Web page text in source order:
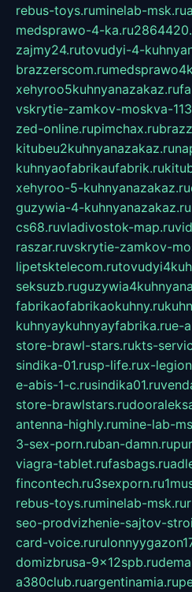
rebus-toys.ruminelab-msk.ru
medsprawo-4-ka.ru
zajmy24.rutovudyi-4-
brazzerscom.ru
xehyroo5kuhnyanazakaz.ru
vskrytie-zamkov-moskva-
zed-online.rupimchax.ru
kitubeu2kuhnyanazakaz.ru
kuhnyaofabrikaufabrik.ru
xehyroo-5-kuhnyanazakaz.ru
guzywia-4-kuhnyanazakaz.ru
cs68.ruvladivostok-map.ru
raszar.ruvskrytie-zamkov-
lipetsktelecom.ru
seksuzb.ru
fabrikaofabrikaokuhny.ru
kuhnyaykuhnyayfabrika.rue-
store-brawl-stars.rukts-
sindika-01.rusp-life.rux-
e-abis-1-c.rusindika01.ru
store-brawlstars.ru
antenna-highly.rumine-lab-
3-sex-porn.ruban-damn.ru
viagra-tablet.rufasbags.ru
fincontech.ru3sexporn.ru
rebus-toys.ruminelab-msk.ru
seo-prodvizhenie-sajtov-
card-voice.ru
domizbrusa-9x12spb.ru
a380club.ruargentinamia.ru